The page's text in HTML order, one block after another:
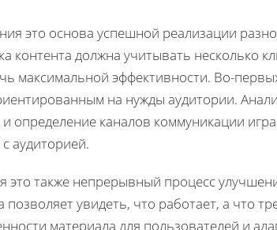
это основа успешной реализации
контента должна учитывать несколько
максимальной эффективности. Во-
на нужды аудитории.
определение каналов коммуникации
аудиторией.
это также непрерывный процесс
увидеть, что работает, а что
материала для пользователей и